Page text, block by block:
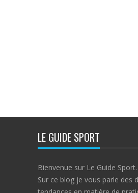
LE GUIDE SPORT
Bienvenue sur Le Guide Sport.
Sur ce blog je vous parle des